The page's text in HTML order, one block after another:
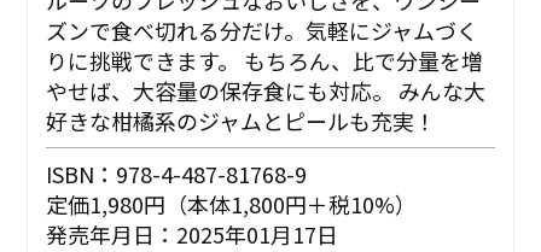
ズンで食べ切れる分だけ。気軽にジャムづく
りに挑戦できます。 もちろん、比で分量を増
やせば、大容量の保存食にも対応。 みんな大
好きな柑橘系のジャムとピールも充実！
ISBN：978-4-487-81768-9
定価1,980円（本体1,800円＋税10%）
発売年月日：2025年01月17日